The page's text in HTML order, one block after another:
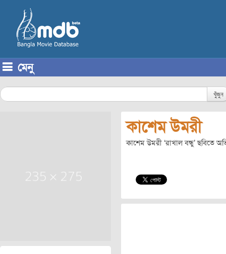
মেনু
খুঁজুন
কাশেম উমরী
কাশেম উমরী ‘রাখাল বন্ধু’ ছবিতে